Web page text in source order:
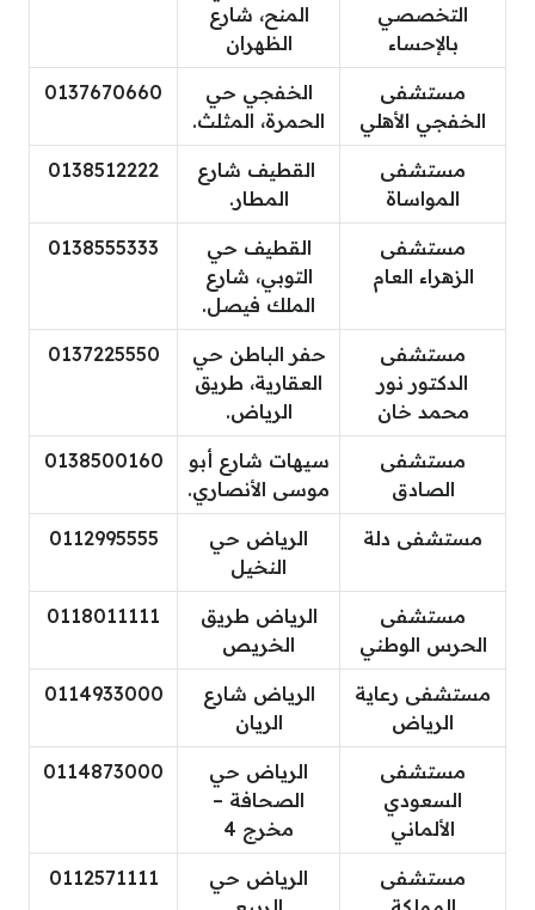
التخصصي
بالإحساء
المنح، شارع
الظهران
مستشفى
الخفجي الأهلي
الخفجي حي
الحمرة، المثلث.
0137670660
مستشفى
المواساة
القطيف شارع
المطار.
0138512222
مستشفى
الزهراء العام
القطيف حي
التوبي، شارع
الملك فيصل.
0138555333
مستشفى
الدكتور نور
محمد خان
حفر الباطن حي
العقارية، طريق
الرياض.
0137225550
مستشفى
الصادق
سيهات شارع أبو
موسى الأنصاري.
0138500160
مستشفى دلة
الرياض حي
النخيل
0112995555
مستشفى
الحرس الوطني
الرياض طريق
الخريص
0118011111
مستشفى رعاية
الرياض
الرياض شارع
الريان
0114933000
مستشفى
السعودي
الألماني
الرياض حي
الصحافة –
مخرج 4
0114873000
مستشفى
الرياض حي
0112571111